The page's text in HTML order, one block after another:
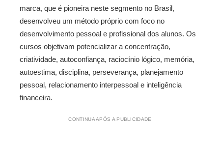
marca, que é pioneira neste segmento no Brasil,
desenvolveu um método próprio com foco no
desenvolvimento pessoal e profissional dos alunos. Os
cursos objetivam potencializar a concentração,
criatividade, autoconfiança, raciocínio lógico, memória,
autoestima, disciplina, perseverança, planejamento
pessoal, relacionamento interpessoal e inteligência
financeira.
CONTINUA APÓS A PUBLICIDADE